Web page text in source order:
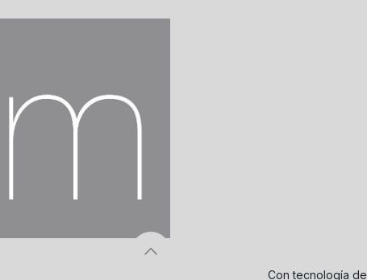
Con tecnología de